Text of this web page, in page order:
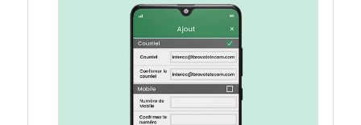
Saisissez la question et la réponse de sécurité